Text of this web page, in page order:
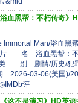
血黑帮：不朽传奇》
Man/浴血黑帮
◎片 名 浴血黑帮
别 剧情/历史/
03-06(美国)/
评
这不是演习》HD英语